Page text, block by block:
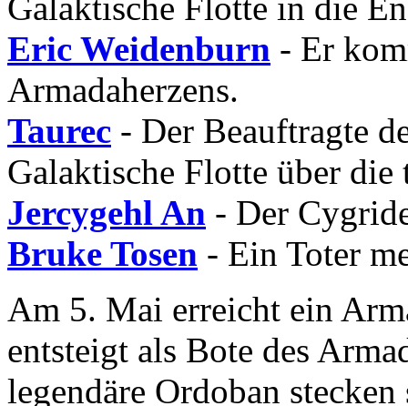
Eric Weidenburn - Er
Armadaherzens.
Taurec - Der Beauftragte
Galaktische Flotte über die
Jercygehl An - Der
Bruke Tosen - Ein Toter
Am 5. Mai erreicht ein
entsteigt als Bote des
legendäre Ordoban